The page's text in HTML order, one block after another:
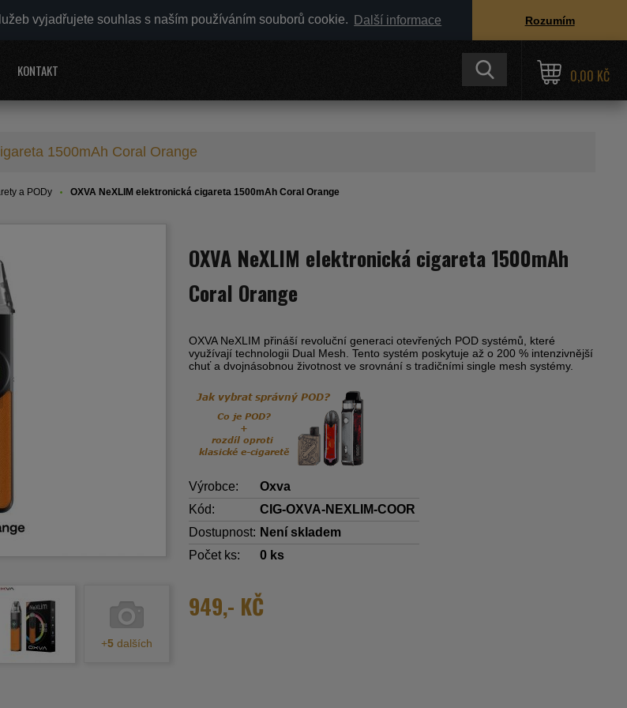
vyjadřujete souhlas s naším používáním souborů cookie. Další informace Rozumím
KONTAKT 0,00 KČ
1500mAh Coral Orange
a PODy OXVA NeXLIM elektronická cigareta 1500mAh Coral Orange
+5 dalších
OXVA NeXLIM elektronická cigareta 1500mAh
Coral Orange
OXVA NeXLIM přináší revoluční generaci otevřených POD systémů, které
využívají technologii Dual Mesh. Tento systém poskytuje až o 200 % intenzivnější
chuť a dvojnásobnou životnost ve srovnání s tradičními single mesh systémy.
Výrobce:
Oxva
Kód:
CIG-OXVA-NEXLIM-COOR
Dostupnost: Není skladem
Počet ks:
0 ks
949,- KČ